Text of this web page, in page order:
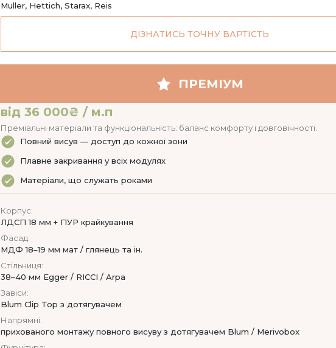
Muller, Hettich, Starax, Reis
ДІЗНАТИСЬ ТОЧНУ ВАРТІСТЬ
ПРЕМІУМ
від 36 000₴ / м.п
Преміальні матеріали та функціональність: баланс комфорту і довговічності.
Повний висув — доступ до кожної зони
Плавне закривання у всіх модулях
Матеріали, що служать роками
Корпус:
ЛДСП 18 мм + ПУР крайкування
Фасад:
МДФ 18–19 мм мат / глянець та ін.
Стільниця:
38–40 мм Egger / RICCI / Arpa
Завіси:
Blum Clip Top з дотягувачем
Напрямні:
прихованого монтажу повного висуву з дотягувачем Blum / Merivobox